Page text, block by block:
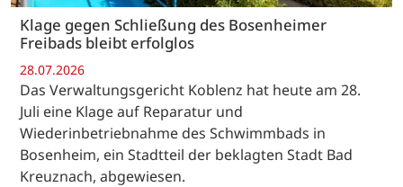
Klage gegen Schließung des Bosenheimer
Freibads bleibt erfolglos
28.07.2026
Das Verwaltungsgericht Koblenz hat heute am 28.
Juli eine Klage auf Reparatur und
Wiederinbetriebnahme des Schwimmbads in
Bosenheim, ein Stadtteil der beklagten Stadt Bad
Kreuznach, abgewiesen.